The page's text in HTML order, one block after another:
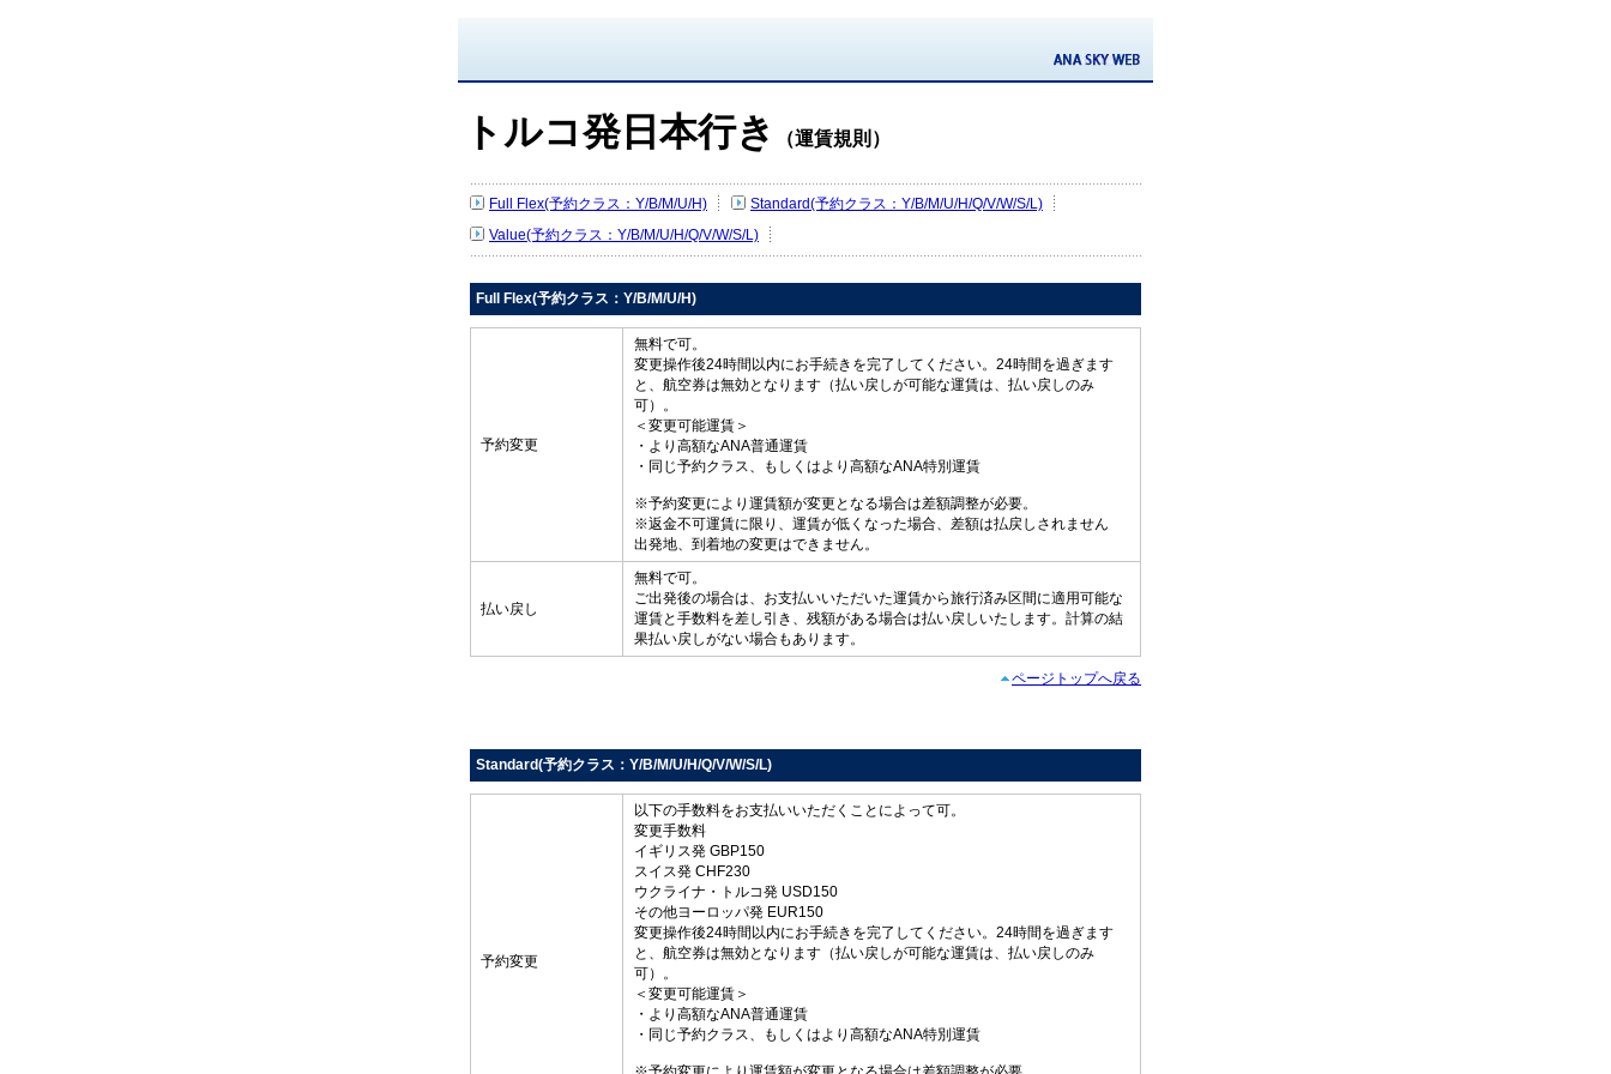
トルコ発日本行き （運賃規則）
Full Flex(予約クラス：Y/B/M/U/H)
Standard(予約クラス：Y/B/M/U/H/Q/V/W/S/L)
Value(予約クラス：Y/B/M/U/H/Q/V/W/S/L)
Full Flex(予約クラス：Y/B/M/U/H)
予約変更
無料で可。
変更操作後24時間以内にお手続きを完了してください。24時間を過ぎます
と、航空券は無効となります（払い戻しが可能な運賃は、払い戻しのみ
可）。
＜変更可能運賃＞
・より高額なANA普通運賃
・同じ予約クラス、もしくはより高額なANA特別運賃
※予約変更により運賃額が変更となる場合は差額調整が必要。
※返金不可運賃に限り、運賃が低くなった場合、差額は払戻しされません
出発地、到着地の変更はできません。
払い戻し
無料で可。
ご出発後の場合は、お支払いいただいた運賃から旅行済み区間に適用可能な
運賃と手数料を差し引き、残額がある場合は払い戻しいたします。計算の結
果払い戻しがない場合もあります。
ページトップへ戻る
Standard(予約クラス：Y/B/M/U/H/Q/V/W/S/L)
予約変更
以下の手数料をお支払いいただくことによって可。
変更手数料
イギリス発 GBP150
スイス発 CHF230
ウクライナ・トルコ発 USD150
その他ヨーロッパ発 EUR150
変更操作後24時間以内にお手続きを完了してください。24時間を過ぎます
と、航空券は無効となります（払い戻しが可能な運賃は、払い戻しのみ
可）。
＜変更可能運賃＞
・より高額なANA普通運賃
・同じ予約クラス、もしくはより高額なANA特別運賃